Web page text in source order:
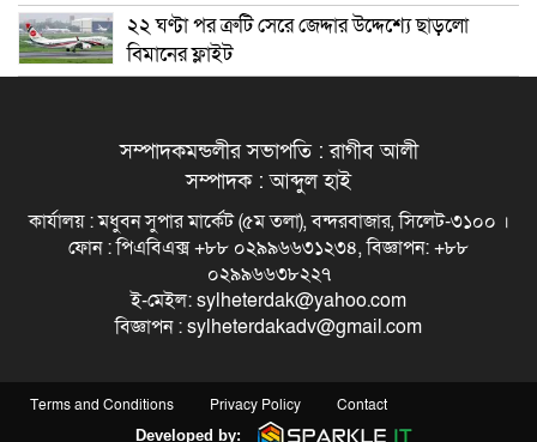
২২ ঘণ্টা পর ত্রুটি সেরে জেদ্দার উদ্দেশ্যে ছাড়লো
বিমানের ফ্লাইট
সম্পাদকমন্ডলীর সভাপতি : রাগীব আলী
সম্পাদক : আব্দুল হাই
কার্যালয় : মধুবন সুপার মার্কেট (৫ম তলা), বন্দরবাজার, সিলেট-৩১০০ ।
ফোন : পিএবিএক্স +৮৮ ০২৯৯৬৬৩১২৩৪, বিজ্ঞাপন: +৮৮
০২৯৯৬৬৩৮২২৭
ই-মেইল: sylheterdak@yahoo.com
বিজ্ঞাপন : sylheterdakadv@gmail.com
Terms and Conditions Privacy Policy Contact
Developed by: